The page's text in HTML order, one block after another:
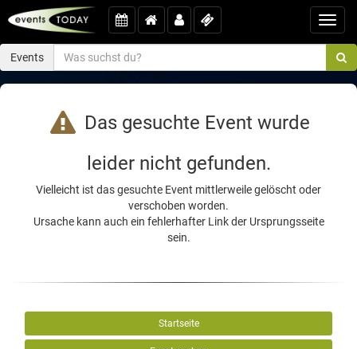
Events
Das gesuchte Event wurde
leider nicht gefunden.
Vielleicht ist das gesuchte Event mittlerweile gelöscht oder
verschoben worden.
Ursache kann auch ein fehlerhafter Link der Ursprungsseite
sein.
Startseite